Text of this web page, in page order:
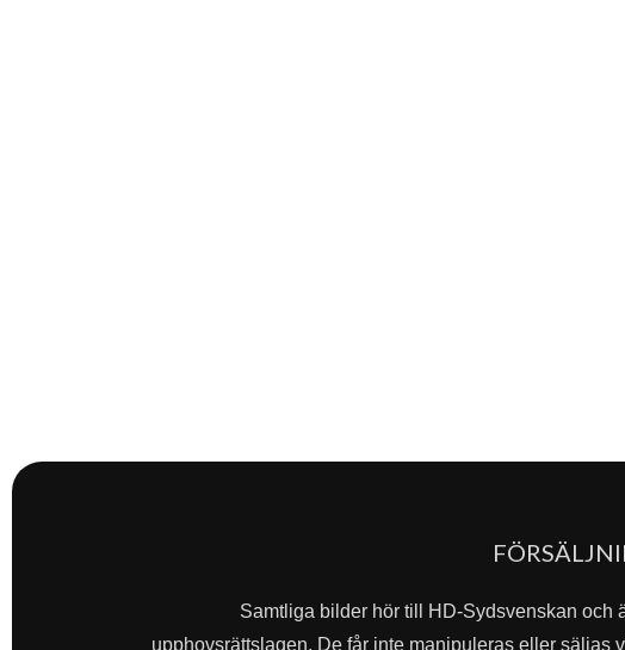
Samtliga bilder hör till HD-Sydsvenskan och
upphovsrättslagen. De får inte manipuleras eller säljas